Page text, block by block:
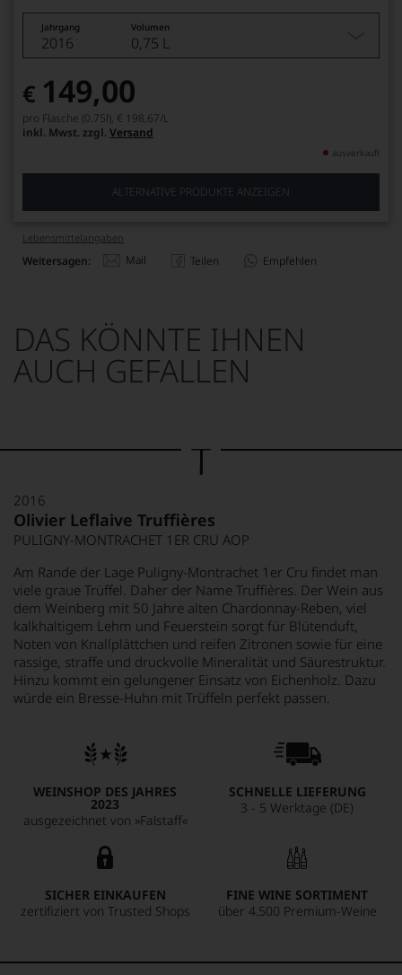
Jahrgang Volumen
2016 0,75 L
€ 149,00
pro Flasche (0.75l), € 198,67/L
inkl. Mwst. zzgl. Versand
ausverkauft
ALTERNATIVE PRODUKTE ANZEIGEN
Lebensmittel­angaben
Weitersagen: Mail Teilen Empfehlen
DAS KÖNNTE IHNEN
AUCH GEFALLEN
2016
Olivier Leflaive Truffières
PULIGNY-MONTRACHET 1ER CRU AOP
Am Rande der Lage Puligny-Montrachet 1er Cru findet man
viele graue Trüffel. Daher der Name Truffières. Der Wein aus
dem Weinberg mit 50 Jahre alten Chardonnay-Reben, viel
kalkhaltigem Lehm und Feuerstein sorgt für Blütenduft,
Noten von Knallplättchen und reifen Zitronen sowie für eine
rassige, straffe und druckvolle Mineralität und Säurestruktur.
Hinzu kommt ein gelungener Einsatz von Eichenholz. Dazu
würde ein Bresse-Huhn mit Trüffeln perfekt passen.
WEINSHOP DES JAHRES
2023
ausgezeichnet von »Falstaff«
SCHNELLE LIEFERUNG
3 - 5 Werktage (DE)
SICHER EINKAUFEN
zertifiziert von Trusted Shops
FINE WINE SORTIMENT
über 4.500 Premium-Weine